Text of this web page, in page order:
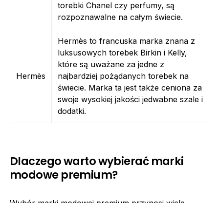
torebki Chanel czy perfumy, są
rozpoznawalne na całym świecie.
Hermès
Hermès to francuska marka znana z
luksusowych torebek Birkin i Kelly,
które są uważane za jedne z
najbardziej pożądanych torebek na
świecie. Marka ta jest także ceniona za
swoje wysokiej jakości jedwabne szale i
dodatki.
Dlaczego warto wybierać marki
modowe premium?